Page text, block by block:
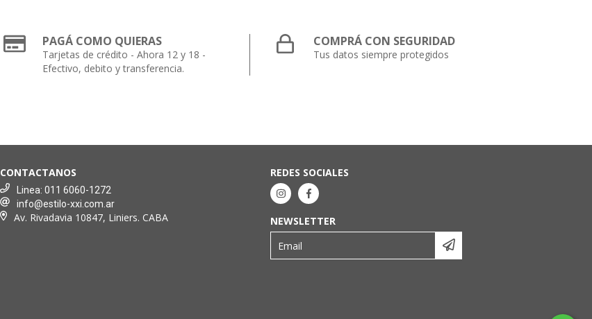
PAGÁ COMO QUIERAS
Tarjetas de crédito - Ahora 12 y 18 -
Efectivo, debito y transferencia.
COMPRÁ CON SEGURIDAD
Tus datos siempre protegidos
CONTACTANOS
Linea: 011 6060-1272
info@estilo-xxi.com.ar
Av. Rivadavia 10847, Liniers. CABA
REDES SOCIALES
NEWSLETTER